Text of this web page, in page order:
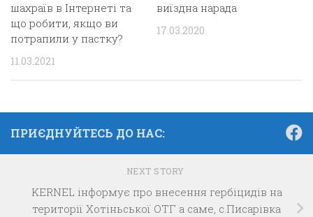
шахраїв в Інтернеті та
що робити, якщо ви
потрапили у пастку?
11.03.2021
виїздна нарада
17.03.2020
ПРИЄДНУЙТЕСЬ ДО НАС:
NEXT STORY
KERNEL інформує про внесення гербіцидів на
території Хотіньської ОТГ а саме, с.Писарівка